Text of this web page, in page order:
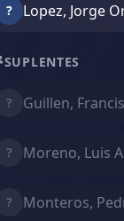
? Lopez, Jorge
SUPLENTES
? Guillen,
? Moreno, Luis
? Monteros,